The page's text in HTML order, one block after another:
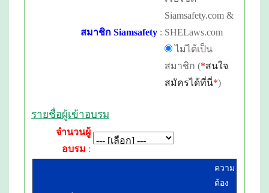
สมาชิก Siamsafety :
Siamsafety.com &
SHELaws.com
ไม่ได้เป็น
สมาชิก (*สนใจ
สมัครได้ที่นี่*)
รายชื่อผู้เข้าอบรม
จำนวนผู้
อบรม :
ความ
ต้อง